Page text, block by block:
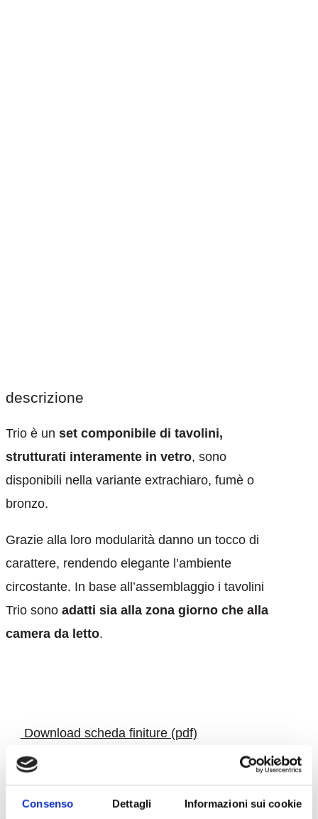
Consenso Dettagli Informazioni sui cookie
descrizione
Trio è un set componibile di tavolini,
strutturati interamente in vetro, sono
disponibili nella variante extrachiaro, fumè o
bronzo.
Grazie alla loro modularità danno un tocco di
carattere, rendendo elegante l’ambiente
circostante. In base all’assemblaggio i tavolini
Trio sono adatti sia alla zona giorno che alla
camera da letto.
Download scheda finiture (pdf)
Download scheda tecnica (pdf)